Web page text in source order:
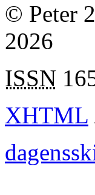
© Peter
2026
ISSN
XHTML